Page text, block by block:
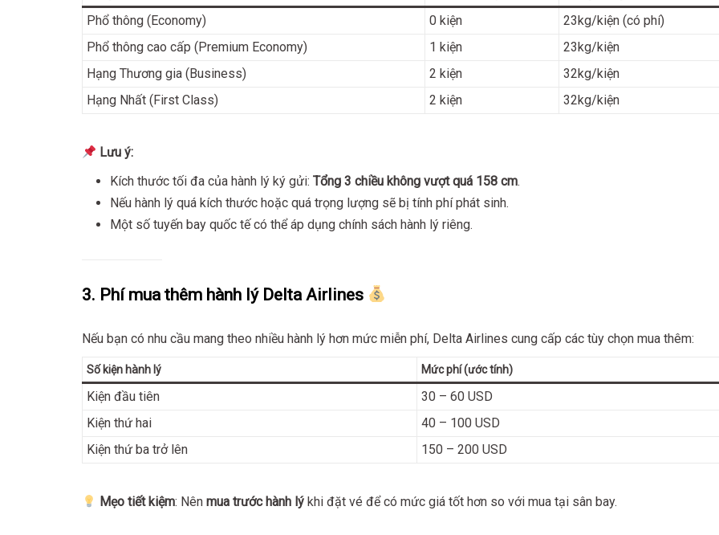
Phổ thông (Economy) 0 kiện
23kg/kiện (có phí)
Phổ thông cao cấp (Premium Economy)
1 kiện
23kg/kiện
Hạng Thương gia (Business)
2 kiện
32kg/kiện
Hạng Nhất (First Class)
2 kiện 32kg/kiện
Lưu ý:
Kích thước tối đa của hành lý ký gửi: Tổng 3 chiều không vượt quá 158 cm.
Nếu hành lý quá kích thước hoặc quá trọng lượng sẽ bị tính phí phát sinh.
Một số tuyến bay quốc tế có thể áp dụng chính sách hành lý riêng.
3. Phí mua thêm hành lý Delta Airlines
Nếu bạn có nhu cầu mang theo nhiều hành lý hơn mức miễn phí, Delta Airlines cung cấp các tùy chọn mua thêm:
Số kiện hành lý Mức phí (ước tính)
Kiện đầu tiên
30 – 60 USD
Kiện thứ hai
40 – 100 USD
Kiện thứ ba trở lên
150 – 200 USD
Mẹo tiết kiệm: Nênmua trước hành lý khi đặt vé để có mức giá tốt hơn so với mua tại sân bay.